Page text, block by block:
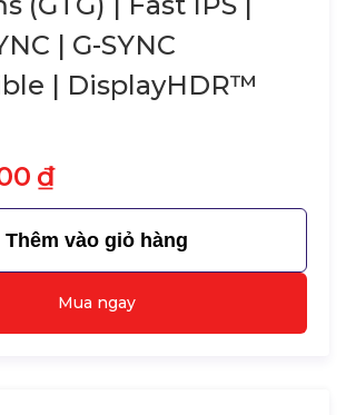
| G-SYNC
| DisplayHDR™
₫
Thêm vào giỏ hàng
Mua ngay